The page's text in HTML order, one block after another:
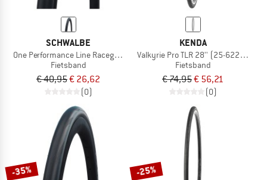
SCHWALBE
One Performance Line Raceguard 20'' (28-406)
Fietsband
€ 40,95€ 26,62
(0)
KENDA
Valkyrie Pro TLR 28'' (25-622)
Fietsband
€ 74,95€ 56,21
(0)
-35% -25%